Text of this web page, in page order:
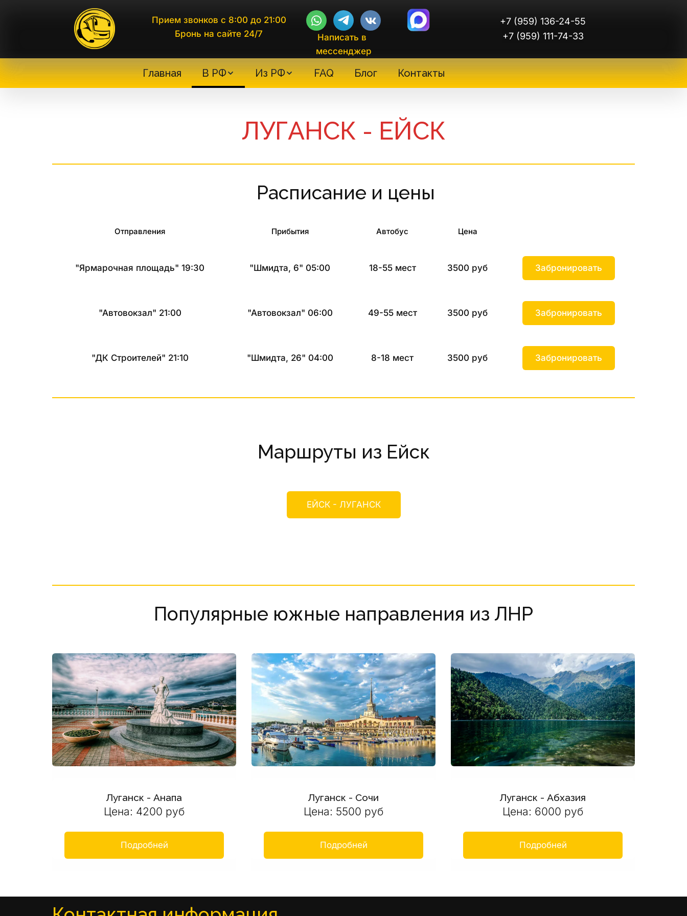
Прием звонков с 8:00 до 21:00
Бронь на сайте 24/7
Написать в
мессенджер
+7 (959) 136-24-55
+7 (959) 111-74-33
Главная В РФ Из РФ FAQ Блог Контакты
ЛУГАНСК - ЕЙСК
Расписание и цены
Отправления Прибытия Автобус Цена
"Ярмарочная площадь" 19:30 "Шмидта, 6" 05:00 18-55 мест 3500 руб Забронировать
"Автовокзал" 21:00 "Автовокзал" 06:00 49-55 мест 3500 руб Забронировать
"ДК Строителей" 21:10 "Шмидта, 26" 04:00 8-18 мест 3500 руб Забронировать
Маршруты из Ейск
ЕЙСК - ЛУГАНСК
Популярные южные направления из ЛНР
Луганск - Анапа
Цена: 4200 руб
Подробней
Луганск - Сочи
Цена: 5500 руб
Подробней
Луганск - Абхазия
Цена: 6000 руб
Подробней